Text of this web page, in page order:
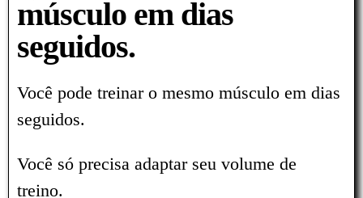
músculo em dias
seguidos.
Você pode treinar o mesmo músculo em dias
seguidos.
Você só precisa adaptar seu volume de
treino.